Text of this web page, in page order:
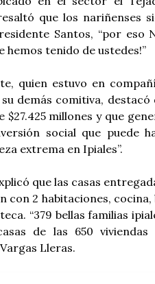
que los nariñenses
Santos, “por eso
hemos tenido de ustedes!”
quien estuvo en
su demás comitiva,
$27.425 millones y que
social que puede
extrema en Ipiales”.
que las casas
con 2 habitaciones,
“379 bellas familias
de las 650
Lleras.